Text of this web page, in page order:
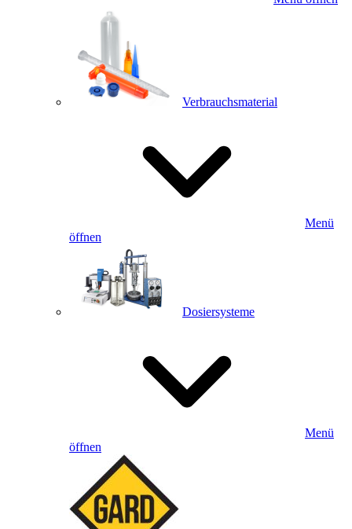
Verbrauchsmaterial
Menü
öffnen
Dosiersysteme
Menü
öffnen